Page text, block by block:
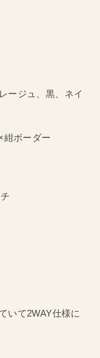
ージュ、黒、ネイ
紺ボーダー
いて2WAY仕様に